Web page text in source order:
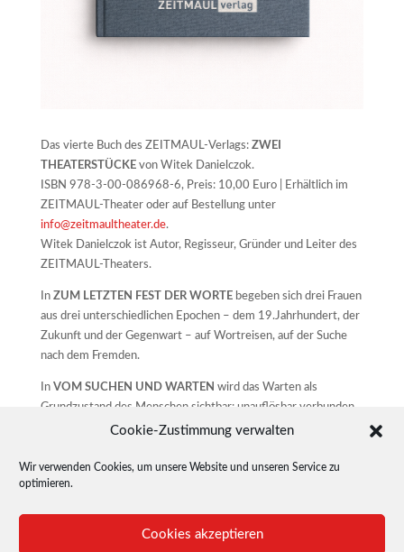
Cookie-Zustimmung verwalten
Wir verwenden Cookies, um unsere Website und unseren Service zu
optimieren.
Cookies akzeptieren
Das vierte Buch des ZEITMAUL-Verlags: ZWEI
THEATERSTÜCKEvon Witek Danielczok.
ISBN 978-3-00-086968-6, Preis: 10,00 Euro | Erhältlich im
ZEITMAUL-Theater oder auf Bestellung unter
info@zeitmaultheater.de.
Witek Danielczok ist Autor, Regisseur, Gründer und Leiter des
ZEITMAUL-Theaters.
In ZUM LETZTEN FEST DER WORTEbegeben sich drei Frauen
aus drei unterschiedlichen Epochen – dem 19.Jahrhundert, der
Zukunft und der Gegenwart – auf Wortreisen, auf der Suche
nach dem Fremden.
In VOM SUCHEN UND WARTEN wird das Warten als
Grundzustand des Menschen sichtbar: unauflösbar verbunden
mit dem Suchen, getragen von der Erwartung, dass etwas
suchen gibt? Wenn das Warten leer wird?
Die Hauptfrage aber lautet: Kann künstliche Intelligenz warten?
15.05.2026 und 28.06.2026. Mit: Denise Rech, Maria